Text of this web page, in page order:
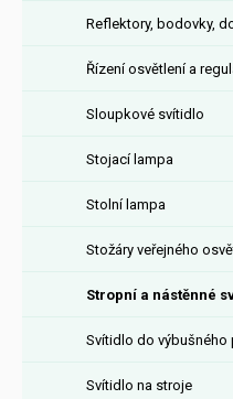
Reflektory, bodovky,
Řízení osvětlení a
Sloupkové svítidlo
Stojací lampa
Stolní lampa
Stožáry veřejného
Stropní a nástěnné
Svítidlo do výbušného
Svítidlo na stroje